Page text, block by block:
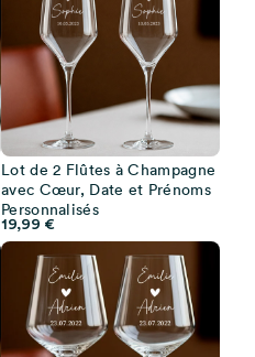
Lot de 2 Flûtes à Champagne
avec Cœur, Date et Prénoms
Personnalisés
19,99 €